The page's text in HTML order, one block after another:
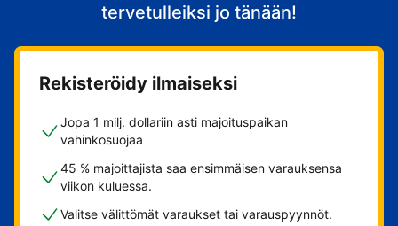
tervetulleiksi jo tänään!
Rekisteröidy ilmaiseksi
Jopa 1 milj. dollariin asti majoituspaikan
vahinkosuojaa
45 % majoittajista saa ensimmäisen varauksensa
viikon kuluessa.
Valitse välittömät varaukset tai varauspyynnöt.